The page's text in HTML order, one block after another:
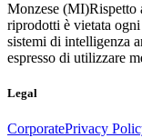
Monzese (MI)Rispetto
riprodotti è vietata
sistemi di intelligenza
espresso di utilizzare
Legal
CorporatePrivacy